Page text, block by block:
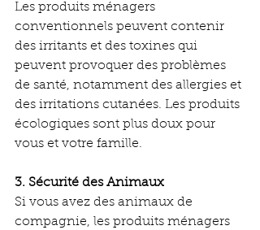
Les produits ménagers
conventionnels peuvent contenir
des irritants et des toxines qui
peuvent provoquer des problèmes
de santé, notamment des allergies et
des irritations cutanées. Les produits
écologiques sont plus doux pour
vous et votre famille.
3. Sécurité des Animaux
Si vous avez des animaux de
compagnie, les produits ménagers